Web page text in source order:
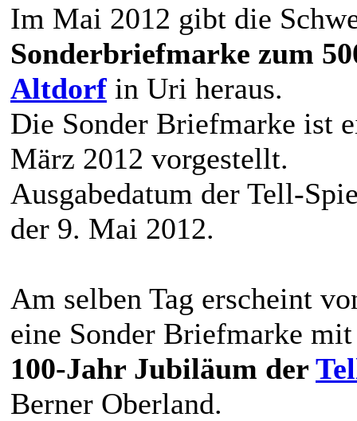
Im Mai 2012 gibt die
Sonderbriefmarke zum
Altdorf in Uri heraus.
Die Sonder Briefmarke ist
März 2012 vorgestellt.
Ausgabedatum der Tell-
der 9. Mai 2012.
Am selben Tag erscheint
eine Sonder Briefmarke
100-Jahr Jubiläum der
Berner Oberland.